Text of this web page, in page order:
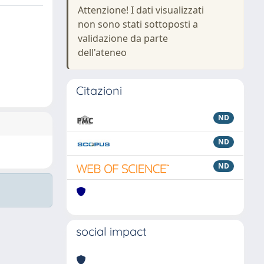
Attenzione! I dati visualizzati
non sono stati sottoposti a
validazione da parte
dell'ateneo
Citazioni
ND
ND
ND
social impact